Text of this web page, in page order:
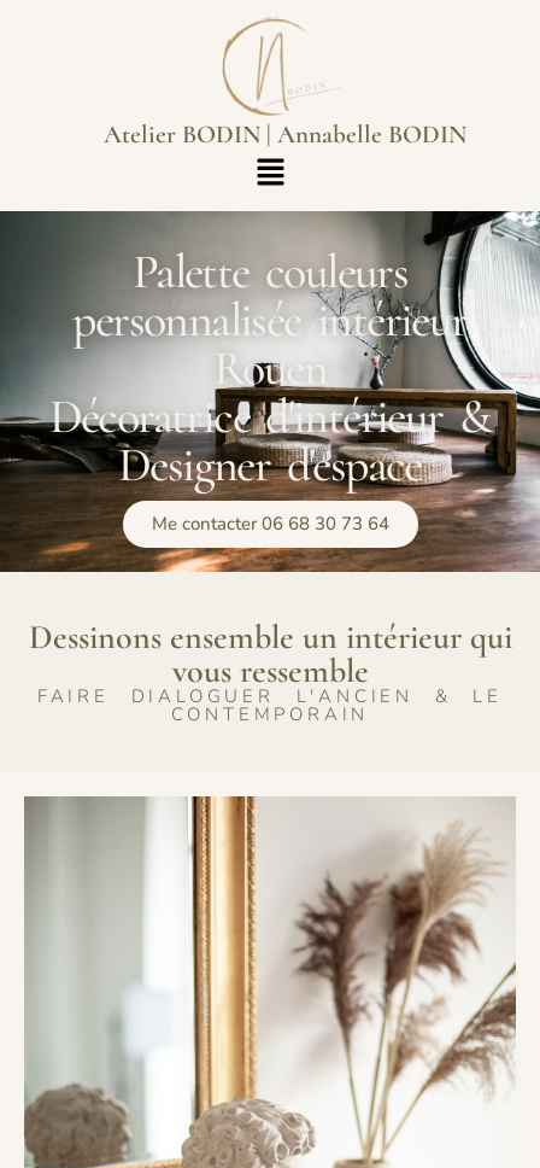
Atelier BODIN | Annabelle BODIN
Palette couleurs
personnalisée intérieur
Rouen
Décoratrice d'intérieur &
Designer d'espace
Me contacter 06 68 30 73 64
Dessinons ensemble un intérieur qui
vous ressemble
FAIRE DIALOGUER L'ANCIEN & LE
CONTEMPORAIN